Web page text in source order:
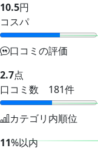
10.5円
コスパ
口コミの評価
2.7点
口コミ数 181件
カテゴリ内順位
11%以内